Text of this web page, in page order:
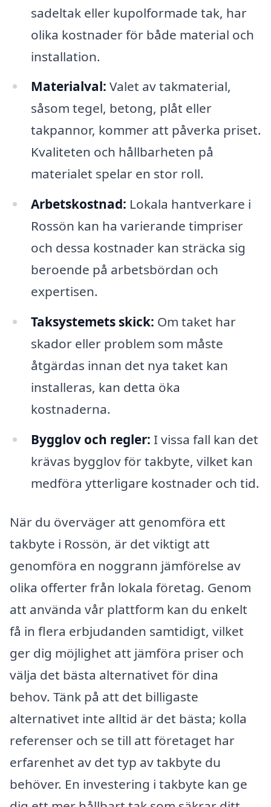
sadeltak eller kupolformade tak, har
olika kostnader för både material och
installation.
Materialval: Valet av takmaterial,
såsom tegel, betong, plåt eller
takpannor, kommer att påverka priset.
Kvaliteten och hållbarheten på
materialet spelar en stor roll.
Arbetskostnad: Lokala hantverkare i
Rossön kan ha varierande timpriser
och dessa kostnader kan sträcka sig
beroende på arbetsbördan och
expertisen.
Taksystemets skick: Om taket har
skador eller problem som måste
åtgärdas innan det nya taket kan
installeras, kan detta öka
kostnaderna.
Bygglov och regler: I vissa fall kan det
krävas bygglov för takbyte, vilket kan
medföra ytterligare kostnader och tid.
När du överväger att genomföra ett
takbyte i Rossön, är det viktigt att
genomföra en noggrann jämförelse av
olika offerter från lokala företag. Genom
att använda vår plattform kan du enkelt
få in flera erbjudanden samtidigt, vilket
ger dig möjlighet att jämföra priser och
välja det bästa alternativet för dina
behov. Tänk på att det billigaste
alternativet inte alltid är det bästa; kolla
referenser och se till att företaget har
erfarenhet av det typ av takbyte du
behöver. En investering i takbyte kan ge